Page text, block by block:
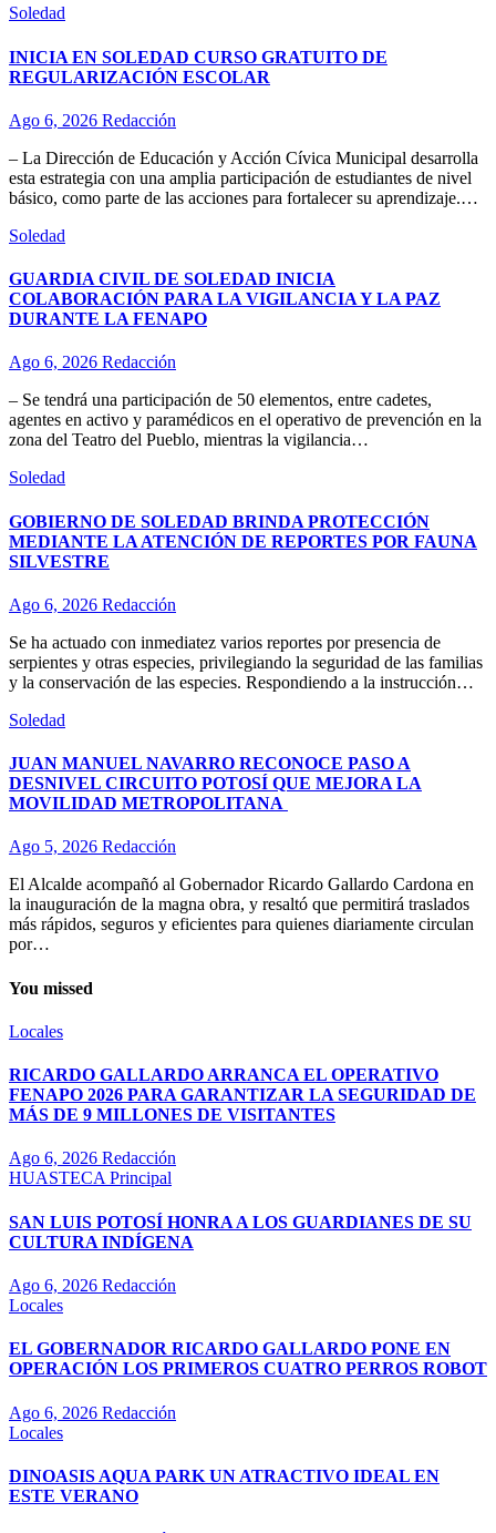
Soledad
INICIA EN SOLEDAD CURSO GRATUITO DE
REGULARIZACIÓN ESCOLAR
Ago 6, 2026 Redacción
– La Dirección de Educación y Acción Cívica Municipal desarrolla
esta estrategia con una amplia participación de estudiantes de nivel
básico, como parte de las acciones para fortalecer su aprendizaje.…
Soledad
GUARDIA CIVIL DE SOLEDAD INICIA
COLABORACIÓN PARA LA VIGILANCIA Y LA PAZ
DURANTE LA FENAPO
Ago 6, 2026 Redacción
– Se tendrá una participación de 50 elementos, entre cadetes,
agentes en activo y paramédicos en el operativo de prevención en la
zona del Teatro del Pueblo, mientras la vigilancia…
Soledad
GOBIERNO DE SOLEDAD BRINDA PROTECCIÓN
MEDIANTE LA ATENCIÓN DE REPORTES POR FAUNA
SILVESTRE
Ago 6, 2026 Redacción
Se ha actuado con inmediatez varios reportes por presencia de
serpientes y otras especies, privilegiando la seguridad de las familias
y la conservación de las especies. Respondiendo a la instrucción…
Soledad
JUAN MANUEL NAVARRO RECONOCE PASO A
DESNIVEL CIRCUITO POTOSÍ QUE MEJORA LA
MOVILIDAD METROPOLITANA
Ago 5, 2026 Redacción
El Alcalde acompañó al Gobernador Ricardo Gallardo Cardona en
la inauguración de la magna obra, y resaltó que permitirá traslados
más rápidos, seguros y eficientes para quienes diariamente circulan
por…
You missed
Locales
RICARDO GALLARDO ARRANCA EL OPERATIVO
FENAPO 2026 PARA GARANTIZAR LA SEGURIDAD DE
MÁS DE 9 MILLONES DE VISITANTES
Ago 6, 2026 Redacción
HUASTECAPrincipal
SAN LUIS POTOSÍ HONRA A LOS GUARDIANES DE SU
CULTURA INDÍGENA
Ago 6, 2026 Redacción
Locales
EL GOBERNADOR RICARDO GALLARDO PONE EN
OPERACIÓN LOS PRIMEROS CUATRO PERROS ROBOT
Ago 6, 2026 Redacción
Locales
DINOASIS AQUA PARK UN ATRACTIVO IDEAL EN
ESTE VERANO